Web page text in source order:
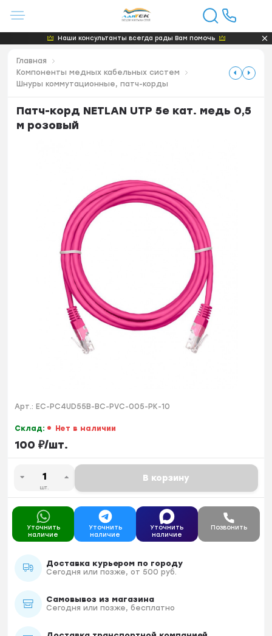
Наши консультанты всегда рады Вам помочь
Главная
Компоненты медных кабельных систем
Шнуры коммутационные, патч-корды
Патч-корд NETLAN UTP 5e кат. медь 0,5
м розовый
Арт.: EC-PC4UD55B-BC-PVC-005-PK-10
Склад: Нет в наличии
100 ₽/шт.
шт.
В корзину
Уточнить
наличие
Уточнить
наличие
Уточнить
наличие
Позвонить
Доставка курьером по городу
Сегодня или позже, от 500 руб.
Самовывоз из магазина
Сегодня или позже, бесплатно